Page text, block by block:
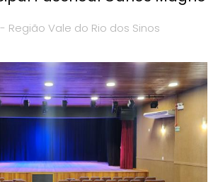
Região Vale do Rio dos Sinos